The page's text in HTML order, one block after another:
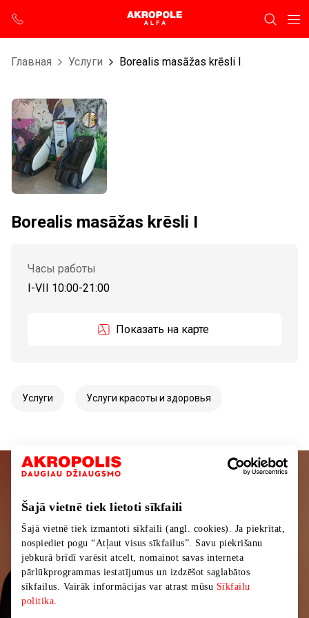
Šajā vietnē tiek lietoti sīkfaili
Šajā vietnē tiek izmantoti sīkfaili (angl. cookies). Ja piekrītat,
nospiediet pogu “Atļaut visus sīkfailus”. Savu piekrišanu
jebkurā brīdī varēsit atcelt, nomainot savas interneta
pārlūkprogrammas iestatījumus un izdzēšot saglabātos
sīkfailus. Vairāk informācijas var atrast mūsu Sīkfailu
politika.
Главная Услуги Borealis masāžas krēsli I
Borealis masāžas krēsli I
Часы работы
I-VII 10:00-21:00
Показать на карте
Услуги Услуги красоты и здоровья
новостей
Узнайте первыми о лучших предложениях,
мероприятиях и самой свежей информации от
торгового центра AKROPOLIS.